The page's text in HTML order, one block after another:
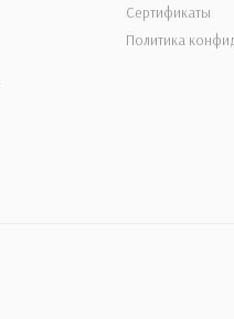
Сертификаты
Политика